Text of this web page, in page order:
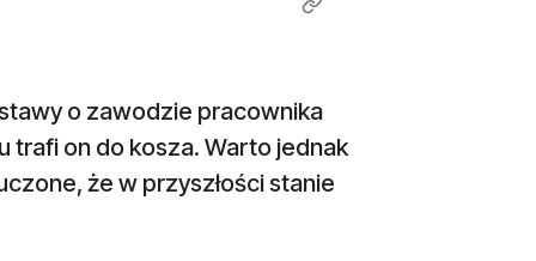
o zawodzie pracownika
trafi on do kosza. Warto jednak
że w przyszłości stanie